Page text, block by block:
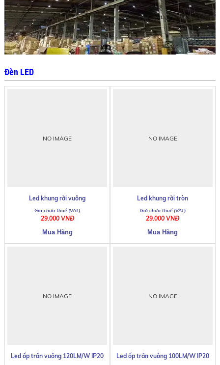
Đèn LED
NO IMAGE
Led khung rời vuông
29.000 VNĐ
NO IMAGE
Led khung rời tròn
29.000 VNĐ
NO IMAGE
Led ốp trần vuông 120LM/W IP20
NO IMAGE
Led ốp trần vuông 100LM/W IP20